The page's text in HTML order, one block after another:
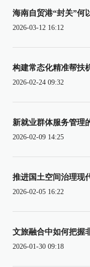
海南自贸港“封关”何
2026-03-12 16:12
构建常态化精准帮扶
2026-02-24 09:32
新就业群体服务管理
2026-02-09 14:25
推进国土空间治理现
2026-02-05 16:22
文旅融合中如何把握
2026-01-30 09:18